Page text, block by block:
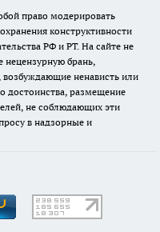
право модерировать
конструктивности
РФ и РТ. На сайте не
брань,
ненависть или
достоинства, размещение
не соблюдающих эти
в надзорные и